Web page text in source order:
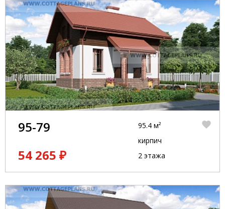
95-79
54 265 ₽
95.4 м²
кирпич
2 этажа